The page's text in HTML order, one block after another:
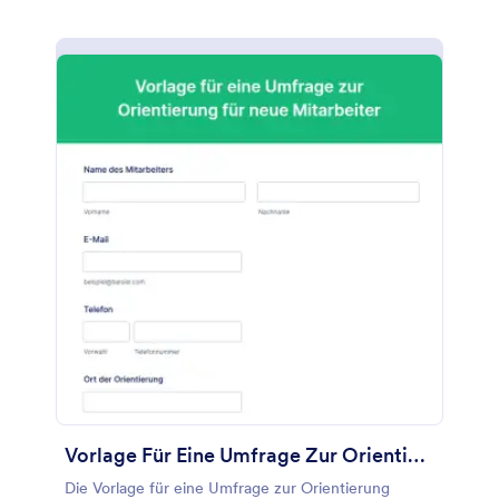
Praktikumsprogramm erfolgreich sein werden, und
Arbeitgeber kann die Praktikumsumfrage nutzen,
um Verbesserungsmöglichkeiten zu finden, damit
berücksichtigt werden.Sie können diese
Praktikumsumfrage anpassen und Ihre eigenen
Fragen hinzufügen. Sie können auch die
Schriftarten, Farben und den Hintergrund ändern,
Logo und Ihren Inhalt hinzu. Sie können die
Umfrage entweder auf Ihrer eigenen Website
oder per E-Mail versenden. Speichern und
verwalten Sie die Antworten online.
Vorlage Für Eine Umfrage Zur Orientierung Für Neue Mitarbeiter
Die Vorlage für eine Umfrage zur Orientierung